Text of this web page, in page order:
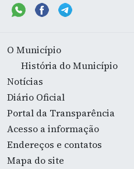
O Município
História do Município
Notícias
Diário Oficial
Portal da Transparência
Acesso a informação
Endereços e contatos
Mapa do site